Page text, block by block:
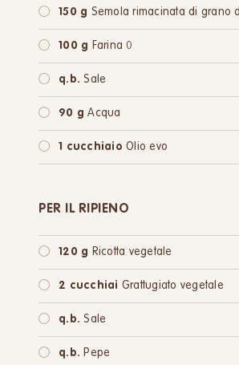
150 g Semola rimacinata di grano
100 g Farina 0
oppure:100 gFarina integrale
q.b. Sale
90 g Acqua
1 cucchiaio Olio evo
PER IL RIPIENO
120 g Ricotta vegetale
2 cucchiai Grattugiato vegetale
q.b. Sale
q.b. Pepe